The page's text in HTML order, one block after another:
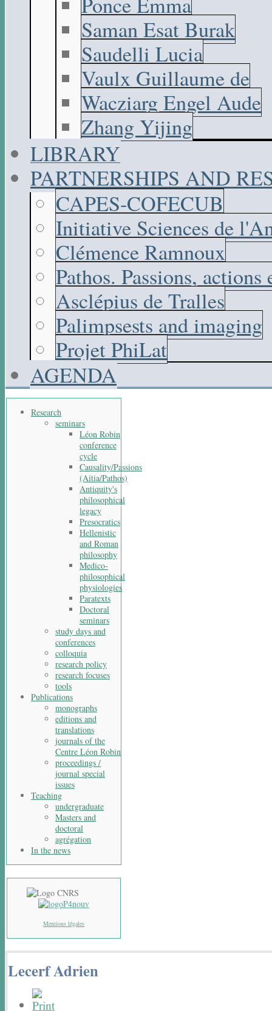
Saman Esat Burak
Saudelli Lucia
Vaulx Guillaume de
Wacziarg Engel Aude
Zhang Yijing
LIBRARY
PARTNERSHIPS AND
CAPES-COFECUB
Initiative Sciences de
Clémence Ramnoux
Pathos. Passions,
Asclépius de Tralles
Palimpsests and imaging
Projet PhiLat
AGENDA
Research
seminars
Léon Robin
conference
cycle
Causality/Passions
(Aitia/Pathos)
Antiquity's
philosophical
legacy
Presocratics
Hellenistic
and Roman
philosophy
Medico-
philosophical
physiologies
Paratexts
Doctoral
seminars
study days and
conferences
colloquia
research policy
research focuses
tools
Publications
monographs
editions and
translations
journals of the
Centre Léon Robin
proceedings /
journal special
issues
Teaching
undergraduate
Masters and
doctoral
agrégation
In the news
Mentions légales
Lecerf Adrien